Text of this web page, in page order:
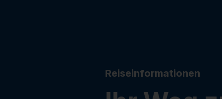
Reiseinformationen